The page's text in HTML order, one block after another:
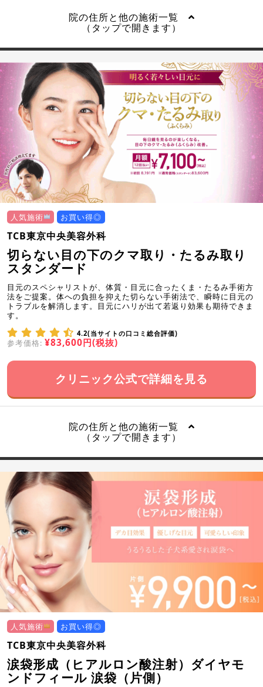
院の住所と他の施術一覧
（タップで開きます）
人気施術 お買い得◎
TCB東京中央美容外科
切らない目の下のクマ取り・たるみ取り
スタンダード
目元のスペシャリストが、体質・目元に合ったくま・たるみ手術方
法をご提案。体への負担を抑えた切らない手術法で、瞬時に目元の
トラブルを解消します。目元にハリが出て若返り効果も期待できま
す。
4.2(当サイトの口コミ総合評価)
参考価格: ¥83,600円(税抜)
クリニック公式で詳細を見る
院の住所と他の施術一覧
（タップで開きます）
人気施術 お買い得◎
TCB東京中央美容外科
涙袋形成（ヒアルロン酸注射）ダイヤモ
ンドフィール 涙袋（片側）